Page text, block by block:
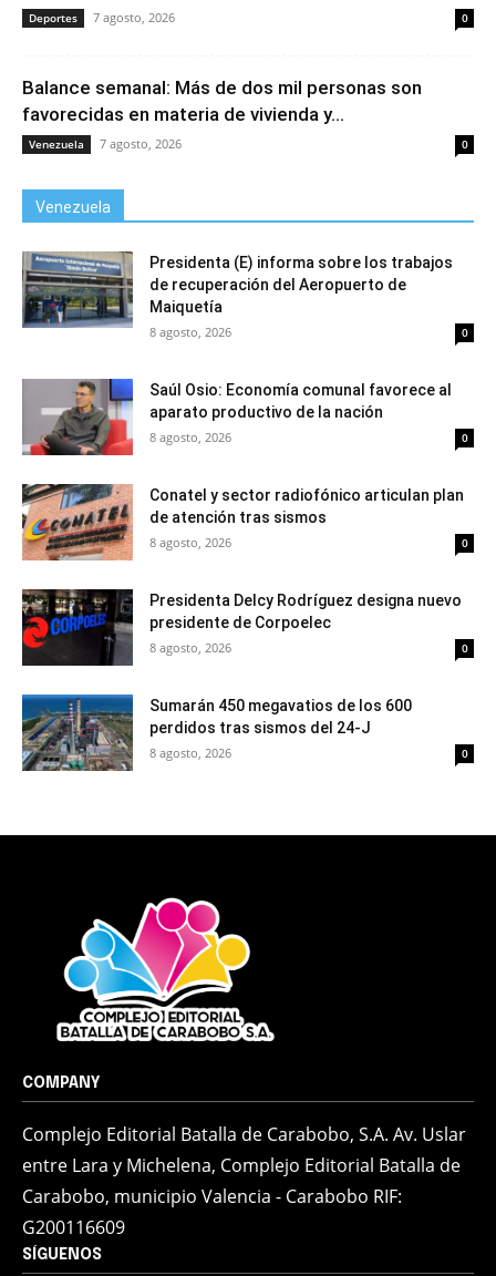
Deportes 7 agosto, 2026 0
Balance semanal: Más de dos mil personas son
favorecidas en materia de vivienda y...
Venezuela 7 agosto, 2026 0
Venezuela
Presidenta (E) informa sobre los trabajos
de recuperación del Aeropuerto de
Maiquetía
8 agosto, 2026 0
Saúl Osio: Economía comunal favorece al
aparato productivo de la nación
8 agosto, 2026 0
Conatel y sector radiofónico articulan plan
de atención tras sismos
8 agosto, 2026 0
Presidenta Delcy Rodríguez designa nuevo
presidente de Corpoelec
8 agosto, 2026 0
Sumarán 450 megavatios de los 600
perdidos tras sismos del 24-J
8 agosto, 2026 0
COMPANY
Complejo Editorial Batalla de Carabobo, S.A. Av. Uslar
entre Lara y Michelena, Complejo Editorial Batalla de
Carabobo, municipio Valencia - Carabobo RIF:
G200116609
SÍGUENOS